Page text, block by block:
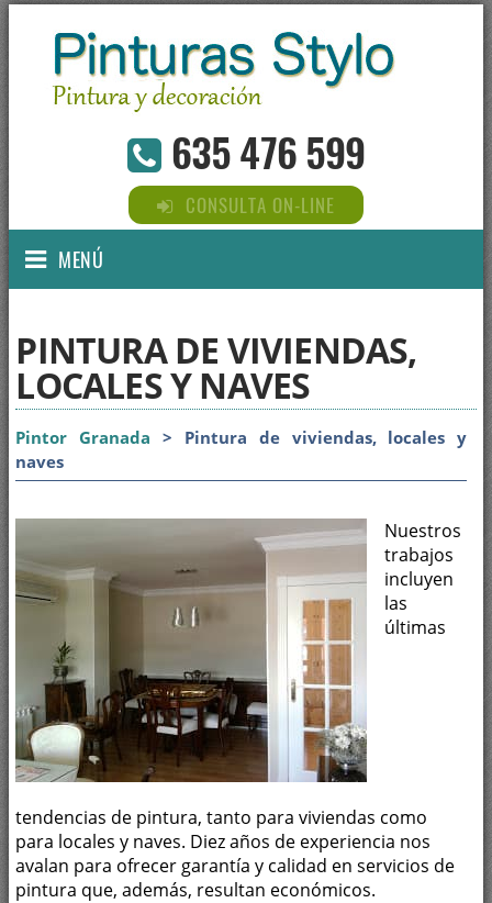
635 476 599
CONSULTA ON-LINE
MENÚ
PINTURA DE VIVIENDAS,
LOCALES Y NAVES
Pintor Granada > Pintura de viviendas, locales y
naves
Nuestros
trabajos
incluyen
las
últimas
tendencias de pintura, tanto para viviendas como
para locales y naves. Diez años de experiencia nos
avalan para ofrecer garantía y calidad en servicios de
pintura que, además, resultan económicos.